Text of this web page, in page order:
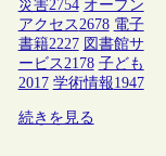
災害2754 オープン
アクセス 2678 電子
書籍2227 図書館サ
ービス 2178 子ども
2017 学術情報1947
続きを見る